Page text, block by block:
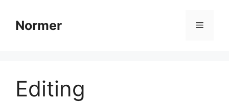
contentNormer Menu
Editing